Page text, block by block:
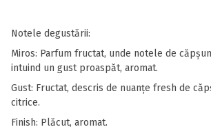
Notele degustării:
Miros: Parfum fructat, unde notele de
intuind un gust proaspăt, aromat.
Gust: Fructat, descris de nuanţe fresh de
citrice.
Finish: Plăcut, aromat.